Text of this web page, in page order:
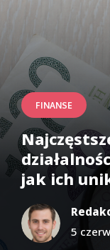
FINANSE
jak ich
5